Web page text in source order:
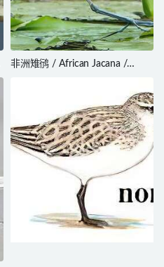
非洲雉鸻 / African Jacana /